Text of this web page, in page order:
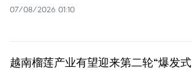
07/08/2026 01:10
越南榴莲产业有望迎来第二轮“爆发式